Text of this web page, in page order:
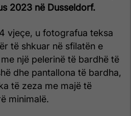
2023 në Dusseldorf.
vjeçe, u fotografua teksa
të shkuar në sfilatën e
një pelerinë të bardhë të
dhe pantallona të bardha,
të zeza me majë të
minimalë.